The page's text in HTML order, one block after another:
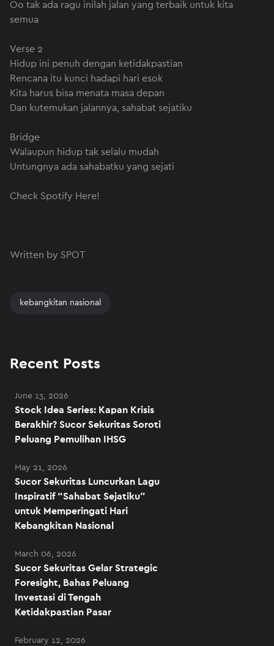
Oo tak ada ragu inilah jalan yang terbaik untuk kita
semua
Verse 2
Hidup ini penuh dengan ketidakpastian
Rencana itu kunci hadapi hari esok
Kita harus bisa menata masa depan
Dan kutemukan jalannya, sahabat sejatiku
Bridge
Walaupun hidup tak selalu mudah
Untungnya ada sahabatku yang sejati
Check Spotify Here!
Written by SPOT
kebangkitan nasional
Recent Posts
June 13, 2026
Stock Idea Series: Kapan Krisis
Berakhir? Sucor Sekuritas Soroti
Peluang Pemulihan IHSG
May 21, 2026
Sucor Sekuritas Luncurkan Lagu
Inspiratif “Sahabat Sejatiku”
untuk Memperingati Hari
Kebangkitan Nasional
March 06, 2026
Sucor Sekuritas Gelar Strategic
Foresight, Bahas Peluang
Investasi di Tengah
Ketidakpastian Pasar
February 12, 2026